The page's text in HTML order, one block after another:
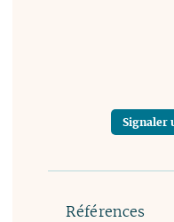
Signaler
Références